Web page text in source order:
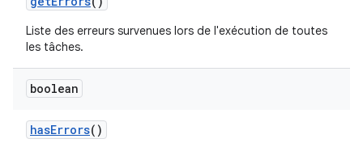
Liste des erreurs survenues lors de l'exécution de toutes
les tâches.
boolean
hasErrors()